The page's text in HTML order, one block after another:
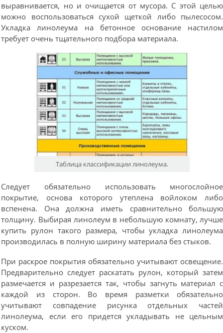
выравнивается, но и очищается от мусора. С этой целью
можно воспользоваться сухой щеткой либо пылесосом.
Укладка линолеума на бетонное основание настилом
требует очень тщательного подбора материала.
Таблица классификации линолеума.
Следует обязательно использовать многослойное
покрытие, основа которого утеплена войлоком либо
вспенена. Она должна иметь сравнительно большую
толщину. Выбирая линолеум в небольшую комнату, лучше
купить рулон такого размера, чтобы укладка линолеума
производилась в полную ширину материала без стыков.
При раскрое покрытия обязательно учитывают освещение.
Предварительно следует раскатать рулон, который затем
размечается и разрезается так, чтобы загнуть материал с
каждой из сторон. Во время разметки обязательно
учитывают совпадение рисунка отдельных частей
линолеума, если его придется укладывать не цельным
куском.